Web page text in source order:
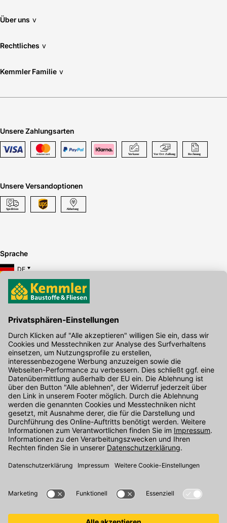
Über uns v
Rechtliches v
Kemmler Familie v
Unsere Zahlungsarten
Unsere Versandoptionen
Sprache
DE
Hier gibt's die kostenlose App
Kontakt
Unser Onlineshop Team ist montags bis freitags von 08:00 - 17:00
Uhr unter der Telefonnummer07071 / 151-151für Sie erreichbar.
Alternativ können Sie unser Kontaktformular nutzen.
Den Kontakt direkt in unsere Niederlassungen finden Sie